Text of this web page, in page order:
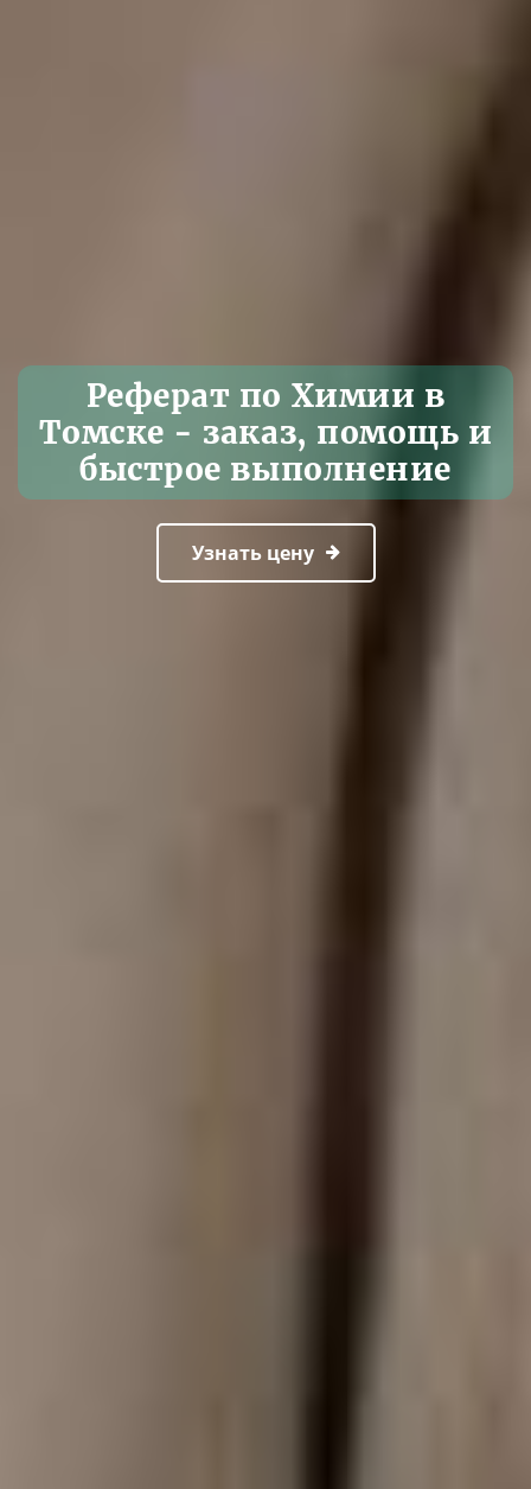
Реферат по Химии в
Томске - заказ, помощь и
быстрое выполнение
Узнать цену